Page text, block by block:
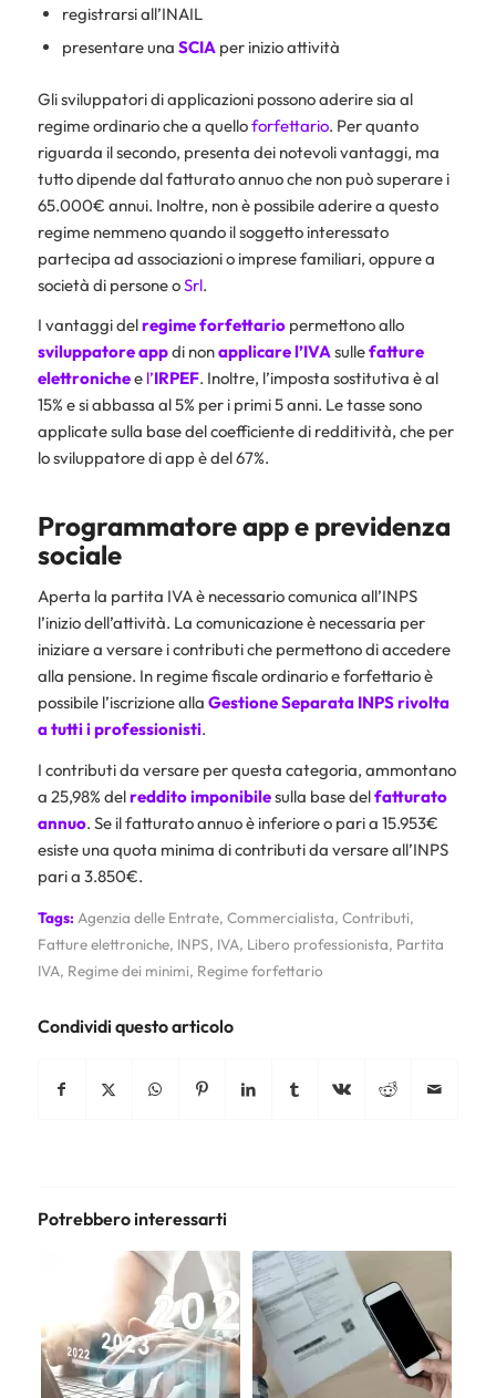
registrarsi all’INAIL
presentare una SCIAper inizio attività
Gli sviluppatori di applicazioni possono aderire sia al
regime ordinario che a quelloforfettario. Per quanto
riguarda il secondo, presenta dei notevoli vantaggi, ma
tutto dipende dal fatturato annuo che non può superare i
65.000€ annui. Inoltre, non è possibile aderire a questo
regime nemmeno quando il soggetto interessato
partecipa ad associazioni o imprese familiari, oppure a
società di persone oSrl.
I vantaggi delregime forfettariopermettono allo
sviluppatoreappdi nonapplicarel’IVAsullefatture
elettronichee l’IRPEF. Inoltre, l’imposta sostitutiva è al
15% e si abbassa al 5% per i primi 5 anni. Le tasse sono
applicate sulla base del coefficiente di redditività, che per
lo sviluppatore di app è del 67%.
Programmatore app e previdenza
sociale
Aperta la partita IVA è necessario comunica all’INPS
l’inizio dell’attività. La comunicazione è necessaria per
iniziare a versare i contributi che permettono di accedere
alla pensione. In regime fiscale ordinario e forfettario è
possibile l’iscrizione alla Gestione Separata INPSrivolta
a tutti i professionisti.
I contributi da versare per questa categoria, ammontano
a 25,98% delreddito imponibilesulla base delfatturato
annuo. Se il fatturato annuo è inferiore o pari a 15.953€
esiste una quota minima di contributi da versare all’INPS
pari a 3.850€.
Tags: Agenzia delle Entrate, Commercialista, Contributi,
Fatture elettroniche, INPS, IVA, Libero professionista, Partita
IVA, Regime dei minimi, Regime forfettario
Condividi questo articolo
Potrebbero interessarti